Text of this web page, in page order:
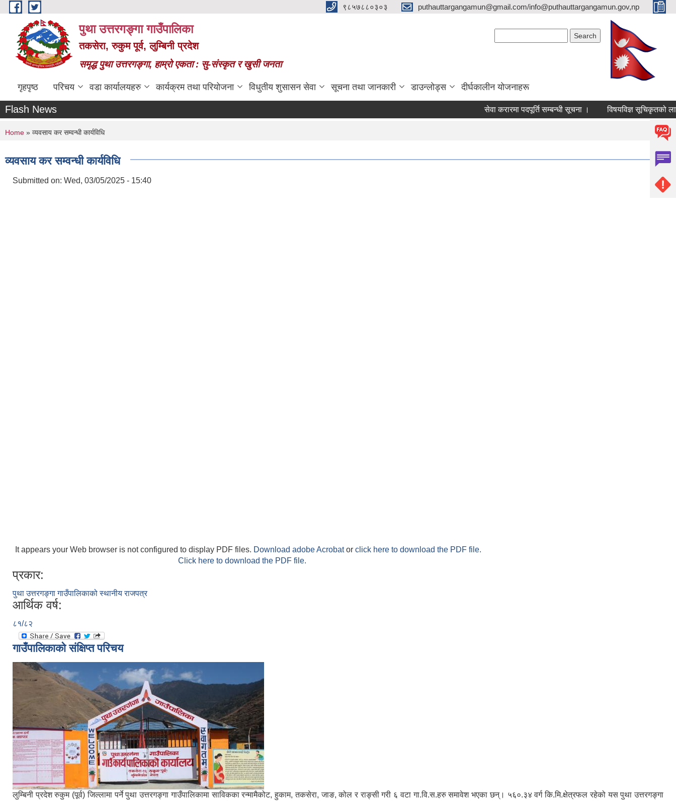
Skip to main content ९८५७८८०३०३ puthauttargangamun@gmail.com/info@puthauttargangamun.gov,np
पुथा उत्तरगङ्गा गाउँपालिका
तकसेरा, रुकुम पूर्व, लुम्बिनी प्रदेश
समृद्ध पुथा उत्तरगङ्गा, हाम्रो एकता : सु-संस्कृत र खुसी जनता
गृहपृष्ठ परिचय वडा कार्यालयहरु कार्यक्रम तथा परियोजना विधुतीय शुसासन सेवा सूचना तथा जानकारी डाउन्लोड्स दीर्घकालीन योजनाहरू
Flash News सेवा करारमा पदपूर्ति सम्बन्धी सूचना । विषयविज्ञ सूचिकृतको लागि
You are here
Home » व्यवसाय कर सम्वन्धी कार्यविधि
व्यवसाय कर सम्वन्धी कार्यविधि
Submitted on: Wed, 03/05/2025 - 15:40
It appears your Web browser is not configured to display PDF files. Download adobe Acrobator click here to download the PDF file.
Click here to download the PDF file.
प्रकार:
पुथा उत्तरगङ्गा गाउँपालिकाको स्थानीय राजपत्र
आर्थिक वर्ष:
८१/८२
गाउँपालिकाको संक्षिप्त परिचय
लुम्बिनी प्रदेश रुकुम (पूर्व) जिल्लामा पर्ने पुथा उत्तरगङ्गा गाउँपालिकामा साविकका रन्मामैकोट, हुकाम, तकसेरा, जाङ, कोल र राङ्सी गरी ६ वटा गा.वि.स.हरु समावेश भएका छन्। ५६०.३४ वर्ग कि.मि.क्षेत्रफल रहेको यस पुथा उत्तरगङ्गा